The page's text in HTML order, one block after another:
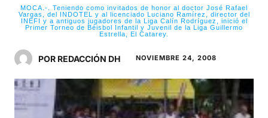
MOCA.-. Teniendo como invitados de honor al doctor José Rafael
Vargas, del INDOTEL y al licenciado Luciano Ramírez, director del
INEFI y a antiguos jugadores de la Liga Calín Rodríguez, inició el
Primer Torneo de Béisbol Infantil y Juvenil de la Liga Guillermo
Estrella, El Catarey.
POR REDACCIÓN DH NOVIEMBRE 24, 2008